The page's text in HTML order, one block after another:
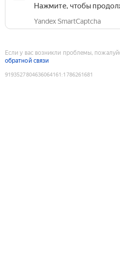
Нажмите, чтобы
Yandex SmartCaptcha
Если у вас возникли проблемы,
обратной связи
9193527804636064161 :1786261681